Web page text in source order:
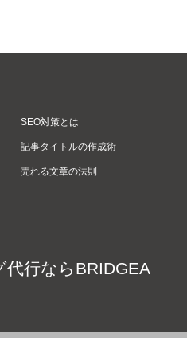
SEO対策とは
記事タイトルの作成術
売れる文章の法則
行ならBRIDGEA